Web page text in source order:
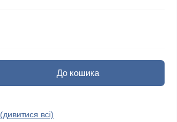
До кошика
(дивитися всі)